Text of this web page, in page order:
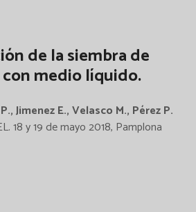
de la siembra de
medio líquido.
Jimenez E., Velasco M., Pérez P.
18 y 19 de mayo 2018, Pamplona